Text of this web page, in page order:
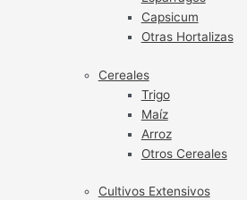
Capsicum
Otras Hortalizas
Cereales
Trigo
Maíz
Arroz
Otros Cereales
Cultivos Extensivos